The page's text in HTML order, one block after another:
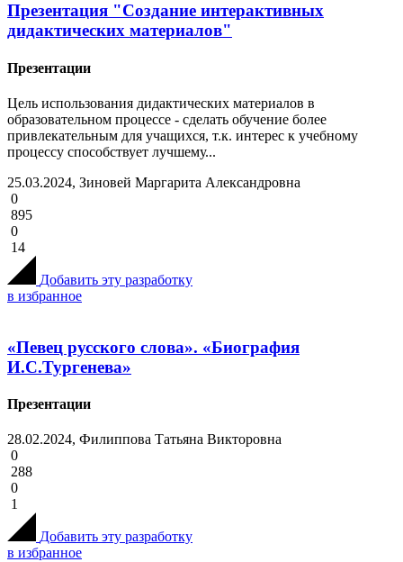
Презентация "Создание интерактивных
дидактических материалов"
Презентации
Цель использования дидактических материалов в
образовательном процессе - сделать обучение более
привлекательным для учащихся, т.к. интерес к учебному
процессу способствует лучшему...
25.03.2024, Зиновей Маргарита Александровна
0
895
0
14
Добавить эту разработку
в избранное
«Певец русского слова». «Биография
И.С.Тургенева»
Презентации
28.02.2024, Филиппова Татьяна Викторовна
0
288
0
1
Добавить эту разработку
в избранное